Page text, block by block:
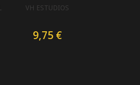
VH ESTUDIOS
9,75 €